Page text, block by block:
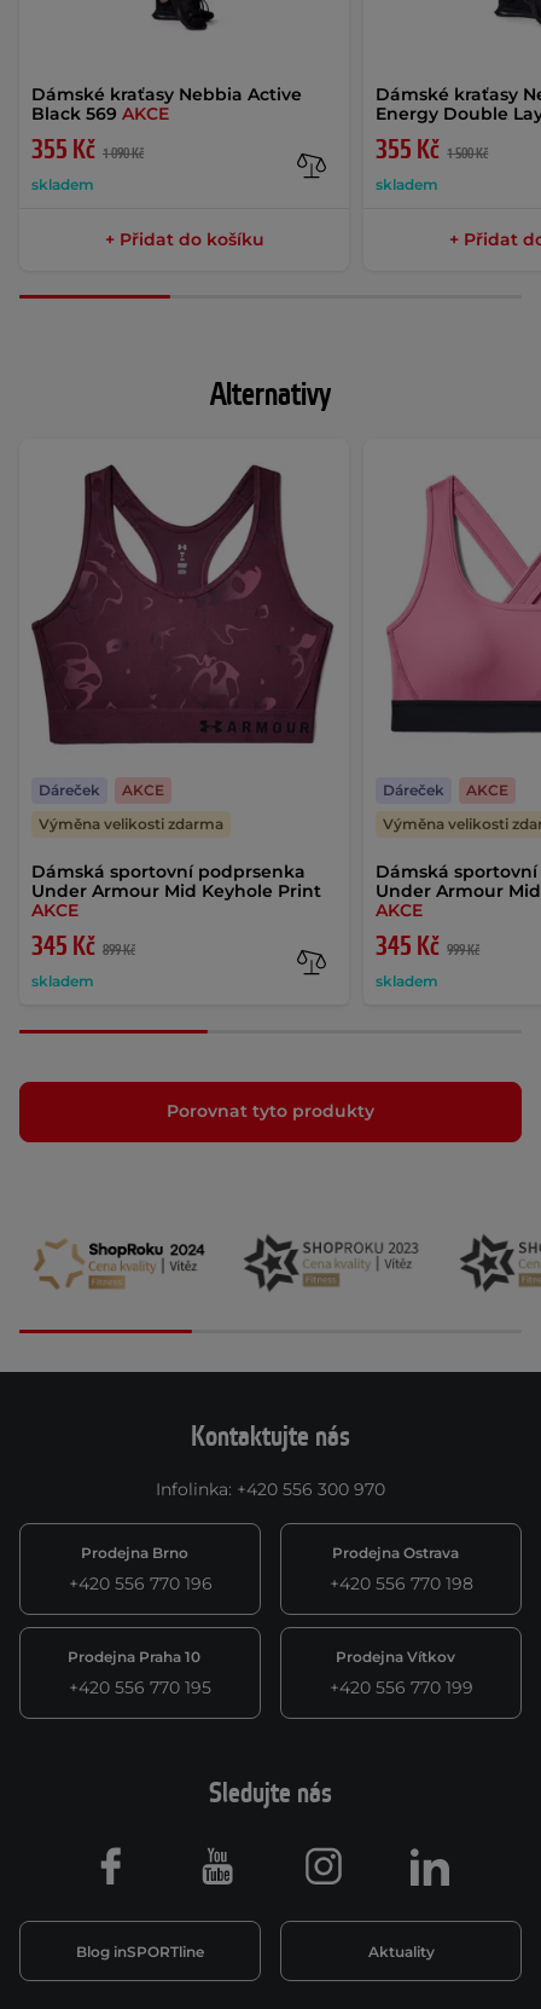
Dámské kraťasy Nebbia Active
Black 569 AKCE
355 Kč 1 090 Kč
skladem
+ Přidat do košíku
Dámské kraťasy
Energy Double
355 Kč 1 500 Kč
skladem
+ Přidat
Alternativy
Dámská sportovní podprsenka
Under Armour Mid Keyhole Print
AKCE
345 Kč 899 Kč
skladem
Dáreček
AKCE
Výměna velikosti zdarma
Dámská
Under Armour
AKCE
345 Kč 999 Kč
skladem
Dáreček
AKCE
Výměna velikosti
Porovnat tyto produkty
Kontaktujte nás
Infolinka: +420 556 300 970
Prodejna Brno
+420 556 770 196
Prodejna Ostrava
+420 556 770 198
Prodejna Praha 10
+420 556 770 195
Prodejna Vítkov
+420 556 770 199
Sledujte nás
Blog inSPORTline Aktuality
Facebook Youtube Instagram LinkedIn